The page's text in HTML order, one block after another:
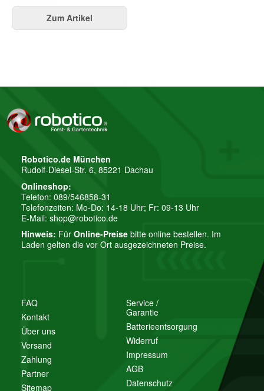
Zum Artikel
FAQ
Kontakt
Über uns
Versand
Zahlung
Partner
Sitemap
Service /
Garantie
Batterieentsorgung
Widerruf
Impressum
AGB
Datenschutz
Robotico.de München
Rudolf-Diesel-Str. 6, 85221 Dachau
Onlineshop:
Telefon: 089/546858-31
Telefonzeiten: Mo-Do: 14-18 Uhr; Fr: 09-13 Uhr
E-Mail: shop@robotico.de
Hinweis: Für Online-Preise bitte online bestellen. Im
Laden gelten die vor Ort ausgezeichneten Preise.